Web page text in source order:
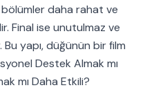
daha rahat ve
Final ise unutulmaz ve
Bu yapı, düğünün bir film
Destek Almak mı
mı Daha Etkili?